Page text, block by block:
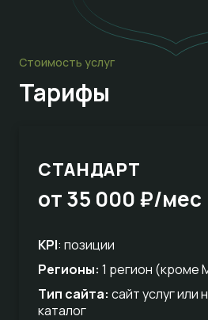
Стоимость услуг
Тарифы
СТАНДАРТ
от 35 000 ₽/мес
KPI: позиции
Регионы: 1 регион (кроме
Тип сайта: сайт услуг или
каталог